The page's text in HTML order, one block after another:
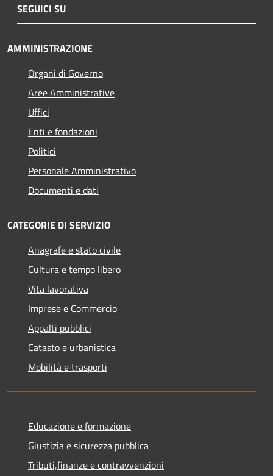
SEGUICI SU
AMMINISTRAZIONE
Organi di Governo
Aree Amministrative
Uffici
Enti e fondazioni
Politici
Personale Amministrativo
Documenti e dati
CATEGORIE DI SERVIZIO
Anagrafe e stato civile
Cultura e tempo libero
Vita lavorativa
Imprese e Commercio
Appalti pubblici
Catasto e urbanistica
Mobilità e trasporti
Educazione e formazione
Giustizia e sicurezza pubblica
Tributi,finanze e contravvenzioni